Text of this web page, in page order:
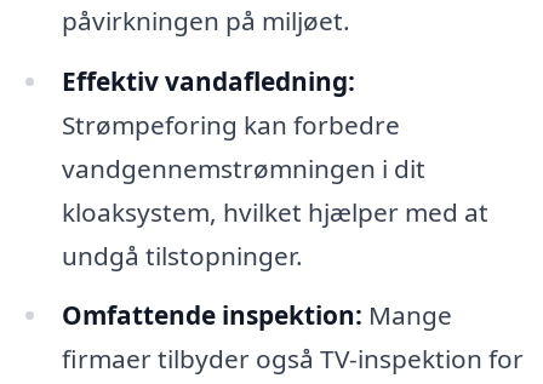
påvirkningen på miljøet.
Effektiv vandafledning:
Strømpeforing kan forbedre
vandgennemstrømningen i dit
kloaksystem, hvilket hjælper med at
undgå tilstopninger.
Omfattende inspektion: Mange
firmaer tilbyder også TV-inspektion for